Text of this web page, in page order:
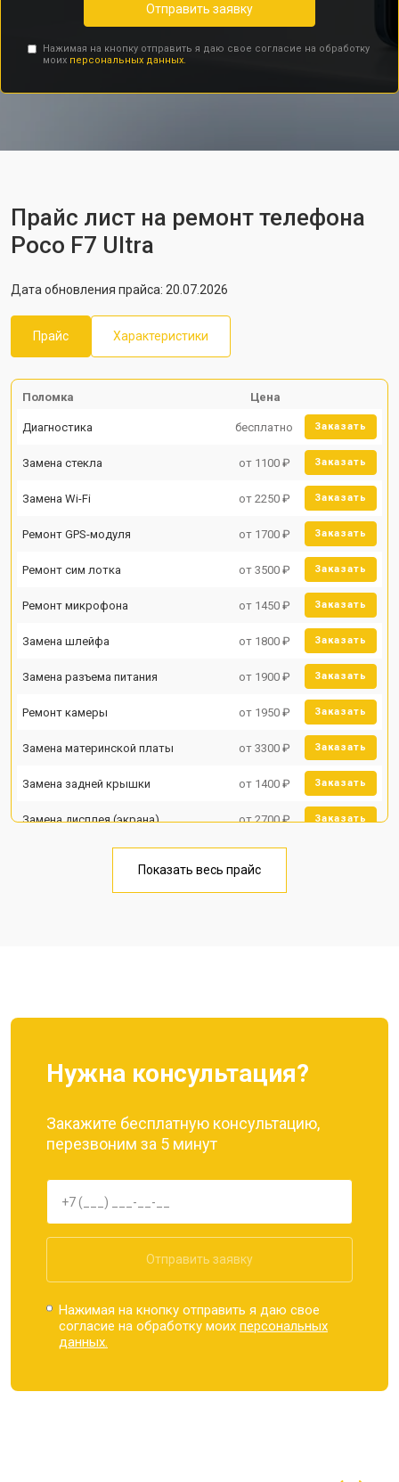
Отправить заявку
Нажимая на кнопку отправить я даю свое согласие на обработку
моих персональных данных.
Прайс лист на ремонт телефона
Poco F7 Ultra
Дата обновления прайса: 20.07.2026
Прайс Характеристики
Поломка Цена
Диагностика бесплатно Заказать
Замена стекла от 1100 ₽ Заказать
Замена Wi-Fi от 2250 ₽ Заказать
Ремонт GPS-модуля от 1700 ₽ Заказать
Ремонт сим лотка от 3500 ₽ Заказать
Ремонт микрофона от 1450 ₽ Заказать
Замена шлейфа от 1800 ₽ Заказать
Замена разъема питания от 1900 ₽ Заказать
Ремонт камеры от 1950 ₽ Заказать
Замена материнской платы от 3300 ₽ Заказать
Замена задней крышки от 1400 ₽ Заказать
Замена дисплея (экрана) от 2700 ₽ Заказать
Замена кнопки включения от 1750 ₽
Показать весь прайс
Нужна консультация?
Закажите бесплатную консультацию,
перезвоним за 5 минут
Отправить заявку
Нажимая на кнопку отправить я даю свое
согласие на обработку моихперсональных
данных.